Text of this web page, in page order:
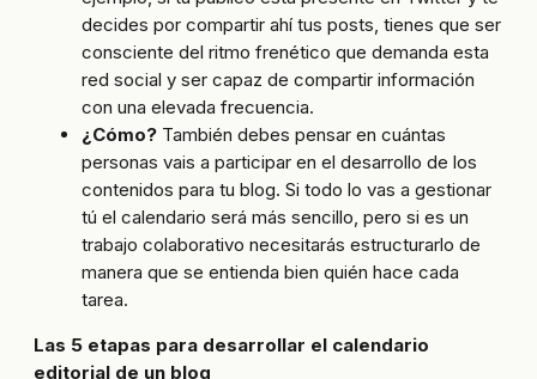
decides por compartir ahí tus posts, tienes que ser
consciente del ritmo frenético que demanda esta
red social y ser capaz de compartir información
con una elevada frecuencia.
¿Cómo? También debes pensar en cuántas
personas vais a participar en el desarrollo de los
contenidos para tu blog. Si todo lo vas a gestionar
tú el calendario será más sencillo, pero si es un
trabajo colaborativo necesitarás estructurarlo de
manera que se entienda bien quién hace cada
tarea.
Las 5 etapas para desarrollar el calendario
editorial de un blog